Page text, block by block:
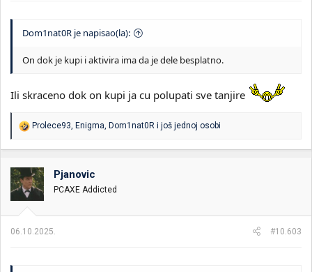
Dom1nat0R je napisao(la):
On dok je kupi i aktivira ima da je dele besplatno.
Ili skraceno dok on kupi ja cu polupati sve tanjire
R
o
v
a
n
:
Prolece93 Enigma Dom1nat0R i još jednoj osobi
Pjanovic
PCAXE Addicted
06.10.2025. #10.603